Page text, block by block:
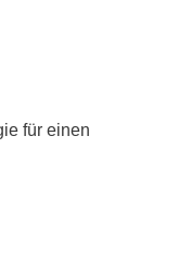
für einen